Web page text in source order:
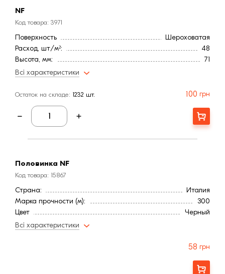
NF
Код товара: 3971
Поверхность
Шероховатая
Расход, шт/м²:
48
Высота, мм:
71
Длина, мм:
Ширина, мм:
115
Морозостойкость, (циклов):
150
Страна:
Италия
Всі характеристики
Остаток на складе: 1232 шт. 100 грн
Купити
Половинка NF
Код товара: 15867
Страна:
Италия
Марка прочности (м):
300
Цвет
Черный
Фактура
Всі характеристики
58 грн
Заказать